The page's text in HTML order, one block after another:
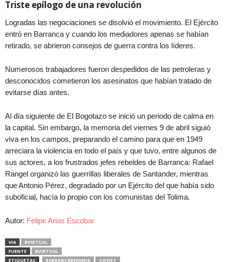
Triste epílogo de una revolución
Logradas las negociaciones se disolvió el movimiento. El Ejército
entró en Barranca y cuando los mediadores apenas se habían
retirado, se abrieron consejos de guerra contra los líderes.
Numerosos trabajadores fueron despedidos de las petroleras y
desconocidos cometieron los asesinatos que habían tratado de
evitarse días antes.
Al día siguiente de El Bogotazo se inició un periodo de calma en
la capital. Sin embargo, la memoria del viernes 9 de abril siguió
viva en los campos, preparando el camino para que en 1949
arreciara la violencia en todo el país y que tuvo, entre algunos de
sus actores, a los frustrados jefes rebeldes de Barranca: Rafael
Rangel organizó las guerrillas liberales de Santander, mientras
que Antonio Pérez, degradado por un Ejército del que había sido
suboficial, hacía lo propio con los comunistas del Tolima.
Autor: Felipe Arias Escobar
VIA
BVIRTUAL
FUENTE
BVIRTUAL
ETIQUETAS
BARRANCABERMEJA SOVIET